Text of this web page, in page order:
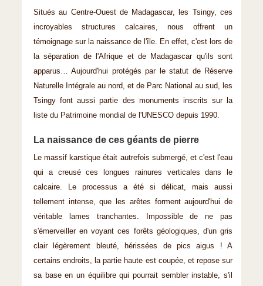
Situés au Centre-Ouest de Madagascar, les Tsingy, ces
incroyables structures calcaires, nous offrent un
témoignage sur la naissance de l'île. En effet, c'est lors de
la séparation de l'Afrique et de Madagascar qu'ils sont
apparus… Aujourd'hui protégés par le statut de Réserve
Naturelle Intégrale au nord, et de Parc National au sud, les
Tsingy font aussi partie des monuments inscrits sur la
liste du Patrimoine mondial de l'UNESCO depuis 1990.
La naissance de ces géants de pierre
Le massif karstique était autrefois submergé, et c'est l'eau
qui a creusé ces longues rainures verticales dans le
calcaire. Le processus a été si délicat, mais aussi
tellement intense, que les arêtes forment aujourd'hui de
véritable lames tranchantes. Impossible de ne pas
s'émerveiller en voyant ces forêts géologiques, d'un gris
clair légèrement bleuté, hérissées de pics aigus ! A
certains endroits, la partie haute est coupée, et repose sur
sa base en un équilibre qui pourrait sembler instable, s'il